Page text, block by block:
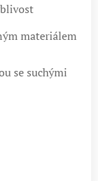
materiálem
se suchými